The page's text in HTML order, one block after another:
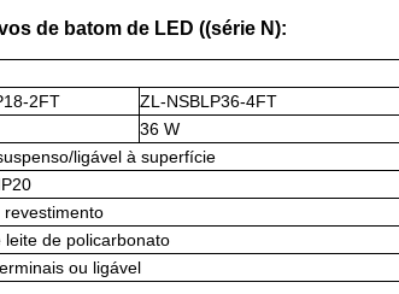
de batom de LED ((série N):
2FT ZL-NSBLP36-4FT
36 W
ligável à superfície
revestimento
leite de policarbonato
ou ligável